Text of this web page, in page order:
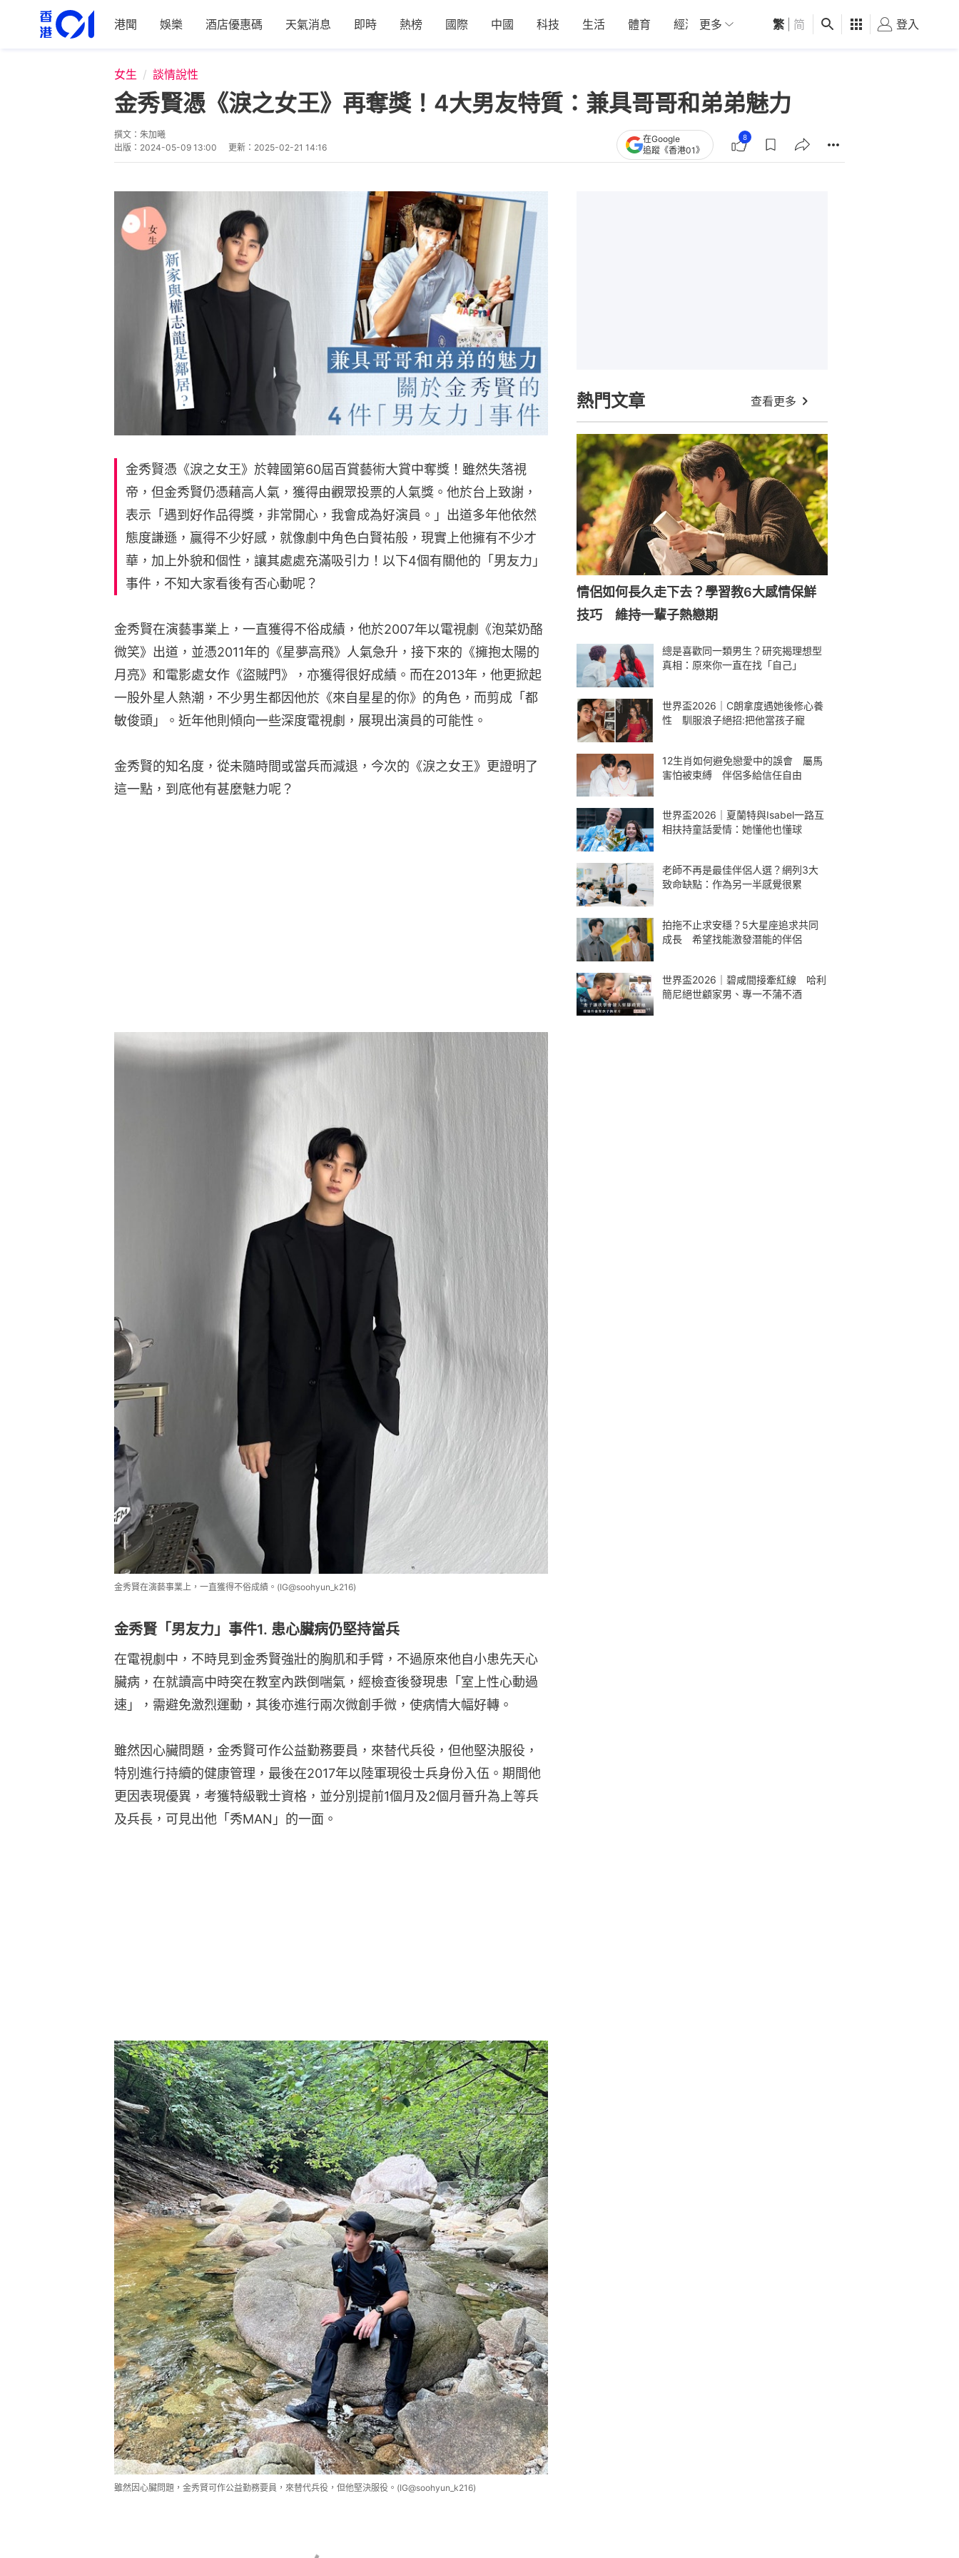
港聞 娛樂 酒店優惠碼 天氣消息 即時 熱榜 國際 中國 科技 生活 體育 經濟 01深圳 觀點 健康 好食玩飛
更多 繁 简 登入
女生 談情說性
金秀賢憑《淚之女王》再奪獎！4大男友特質：兼具哥哥和弟弟魅力
撰文： 朱加曦
出版： 2024-05-09 13:00 更新： 2025-02-21 14:16
在Google
追蹤《香港01》
8
金秀賢憑《淚之女王》於韓國第60屆百賞藝術大賞中奪獎！雖然失落視
帝，但金秀賢仍憑藉高人氣，獲得由觀眾投票的人氣獎。他於台上致謝，
表示「遇到好作品得獎，非常開心，我會成為好演員。」出道多年他依然
態度謙遜，贏得不少好感，就像劇中角色白賢祐般，現實上他擁有不少才
華，加上外貌和個性，讓其處處充滿吸引力！以下4個有關他的「男友力」
事件，不知大家看後有否心動呢？
金秀賢在演藝事業上，一直獲得不俗成績，他於2007年以電視劇《泡菜奶酪
微笑》出道，並憑2011年的《星夢高飛》人氣急升，接下來的《擁抱太陽的
月亮》和電影處女作《盜賊門》，亦獲得很好成績。而在2013年，他更掀起
一股外星人熱潮，不少男生都因他於《來自星星的你》的角色，而剪成「都
敏俊頭」。近年他則傾向一些深度電視劇，展現出演員的可能性。
金秀賢的知名度，從未隨時間或當兵而減退，今次的《淚之女王》更證明了
這一點，到底他有甚麼魅力呢？
金秀賢在演藝事業上，一直獲得不俗成績。(IG@soohyun_k216)
金秀賢「男友力」事件1. 患心臟病仍堅持當兵
在電視劇中，不時見到金秀賢強壯的胸肌和手臂，不過原來他自小患先天心
臟病，在就讀高中時突在教室內跌倒喘氣，經檢查後發現患「室上性心動過
速」，需避免激烈運動，其後亦進行兩次微創手微，使病情大幅好轉。
雖然因心臟問題，金秀賢可作公益勤務要員，來替代兵役，但他堅決服役，
特別進行持續的健康管理，最後在2017年以陸軍現役士兵身份入伍。期間他
更因表現優異，考獲特級戰士資格，並分別提前1個月及2個月晉升為上等兵
及兵長，可見出他「秀MAN」的一面。
雖然因心臟問題，金秀賢可作公益勤務要員，來替代兵役，但他堅決服役。(IG@soohyun_k216)
熱門文章 查看更多
情侶如何長久走下去？學習教6大感情保鮮
技巧 維持一輩子熱戀期
總是喜歡同一類男生？研究揭理想型
真相：原來你一直在找「自己」
世界盃2026｜C朗拿度遇她後修心養
性 馴服浪子絕招:把他當孩子寵
12生肖如何避免戀愛中的誤會 屬馬
害怕被束縛 伴侶多給信任自由
世界盃2026｜夏蘭特與Isabel一路互
相扶持童話愛情：她懂他也懂球
老師不再是最佳伴侶人選？網列3大
致命缺點：作為另一半感覺很累
拍拖不止求安穩？5大星座追求共同
成長 希望找能激發潛能的伴侶
世界盃2026｜碧咸間接牽紅線 哈利
簡尼絕世顧家男、專一不蒲不酒